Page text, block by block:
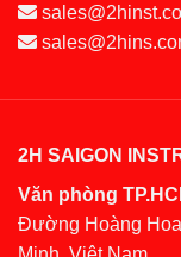
2H SAIGON
Văn phòng
Đường Hoàng